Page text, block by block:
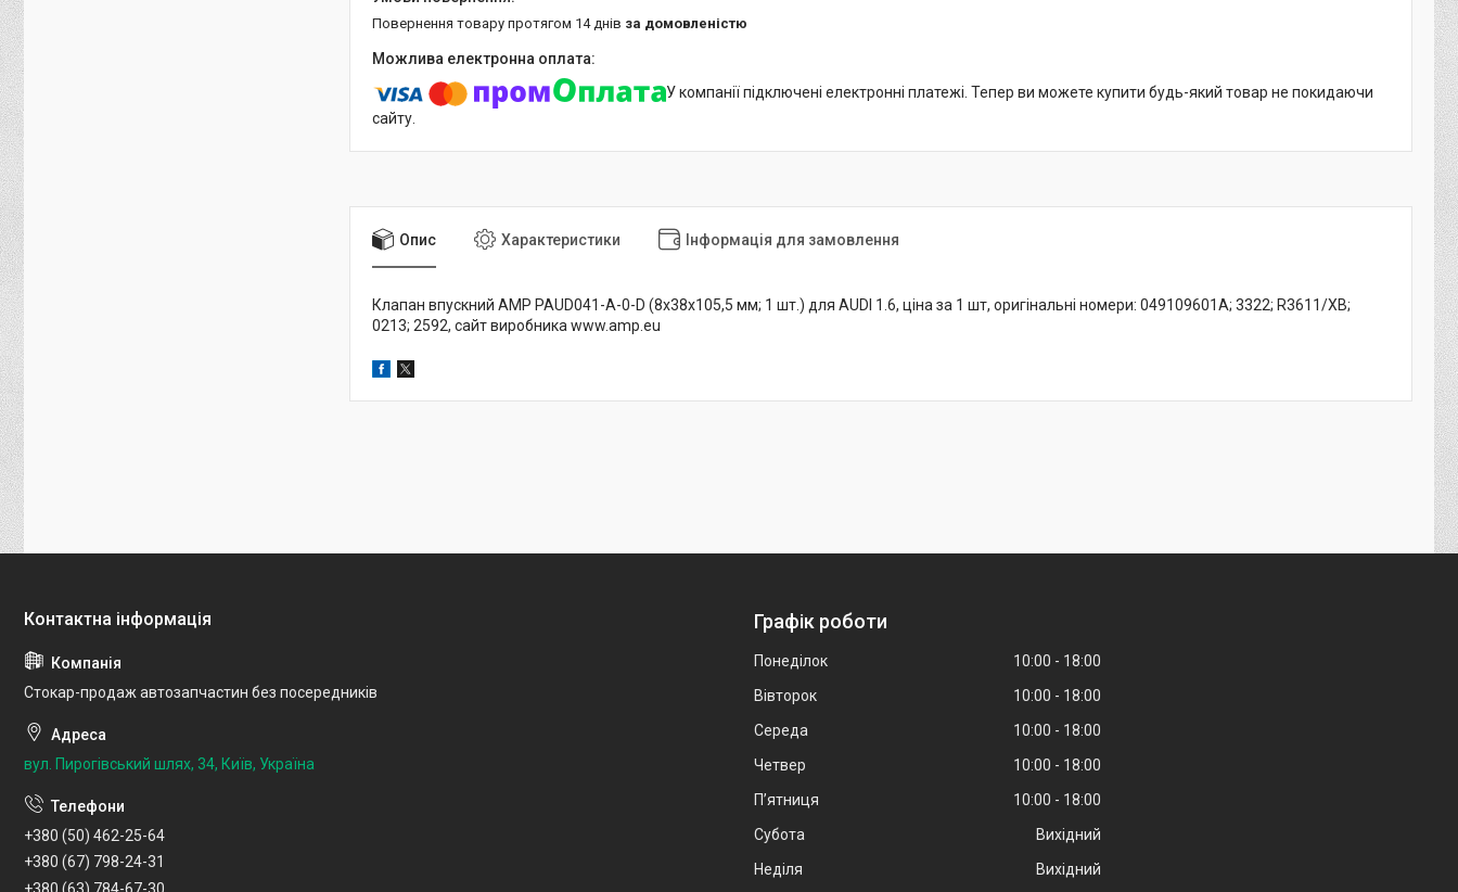
повернення товару протягом 14 днів за домовленістю
У компанії підключені електронні платежі. Тепер ви можете купити будь-який товар не покидаючи
сайту.
Опис Характеристики Інформація для замовлення
Клапан впускний AMP PAUD041-A-0-D (8x38x105,5 мм; 1 шт.) для AUDI 1.6, ціна за 1 шт, оригінальні номери: 049109601A; 3322; R3611/XB;
0213; 2592, сайт виробника www.amp.eu
Стокар-продаж автозапчастин без посередників
вул. Пирогівський шлях, 34, Київ, Україна
+380 (50) 462-25-64
+380 (67) 798-24-31
Графік роботи
Понеділок 10:00
18:00
Вівторок
10:00
18:00
Середа
10:00
18:00
Четвер
10:00
18:00
Пʼятниця
10:00
18:00
Субота
Вихідний
Неділя
Вихідний